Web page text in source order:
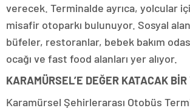
verecek. Terminalde ayrıca, yolcular
misafir otoparkı bulunuyor. Sosyal
büfeler, restoranlar, bebek bakım
ocağı ve fast food alanları yer alıyor.
KARAMÜRSEL’E DEĞER KATACAK BİR
Karamürsel Şehirlerarası Otobüs